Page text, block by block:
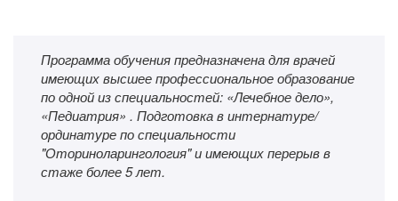
Программа обучения предназначена для врачей
имеющих высшее профессиональное образование
по одной из специальностей: «Лечебное дело»,
«Педиатрия» . Подготовка в интернатуре/
ординатуре по специальности
"Оториноларингология" и имеющих перерыв в
стаже более 5 лет.